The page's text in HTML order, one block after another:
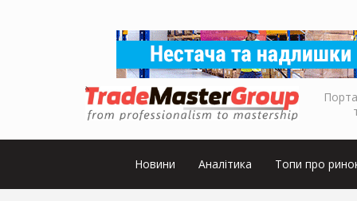
Новини Аналітика Топи про